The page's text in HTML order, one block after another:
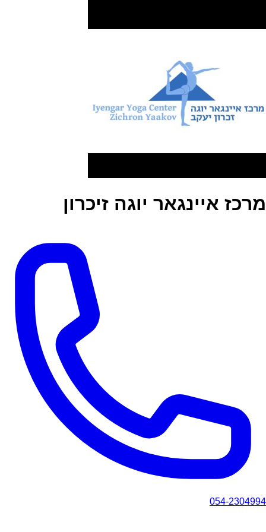
מרכז איינגאר יוגה זיכרון
054-2304994